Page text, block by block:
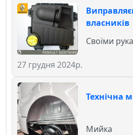
власників
27 грудня 2024р.
Своїми
Технічна
Мийка